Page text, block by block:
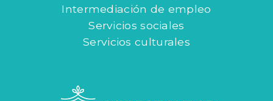
Intermediación de empleo
Servicios sociales
Servicios culturales